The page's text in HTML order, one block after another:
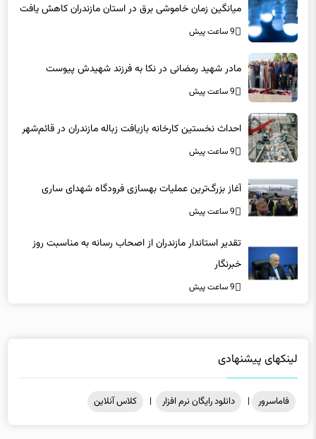
میانگین زمان خاموشی برق در استان مازندران کاهش یافت
9 ساعت پیش
مادر شهید رمضانی در نکا به فرزند شهیدش پیوست
9 ساعت پیش
احداث نخستین کارخانه بازیافت زباله مازندران در قائم‌شهر
9 ساعت پیش
آغاز بزرگ‌ترین عملیات بهسازی فرودگاه شهدای ساری
9 ساعت پیش
تقدیر استاندار مازندران از اصحاب رسانه به مناسبت روز
خبرنگار
9 ساعت پیش
لینکهای پیشنهادی
فاماسرور | دانلود رایگان نرم افزار | کلاس آنلاین